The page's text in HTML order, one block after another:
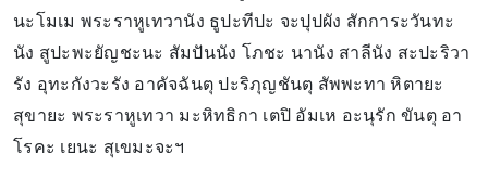
นะโมเม พระราหูเทวานัง ธูปะทีปะ จะปุปผัง สักการะวันทะ
นัง สูปะพะยัญชะนะ สัมปันนัง โภชะ นานัง สาลีนัง สะปะริวา
รัง อุทะกังวะรัง อาคัจฉันตุ ปะริภุญชันตุ สัพพะทา หิตายะ
สุขายะ พระราหูเทวา มะหิทธิกา เตปิ อัมเห อะนุรัก ขันตุ อา
โรคะ เยนะ สุเขมะจะฯ